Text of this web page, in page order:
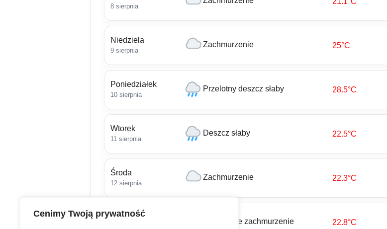
Cenimy Twoją prywatność
8 sierpnia
Niedziela
9 sierpnia
Zachmurzenie 25°C
Poniedziałek
10 sierpnia
Przelotny deszcz słaby 28.5°C
Wtorek
11 sierpnia
Deszcz słaby 22.5°C
Środa
12 sierpnia
Zachmurzenie 22.3°C
Czwartek Częściowe zachmurzenie 22.8°C